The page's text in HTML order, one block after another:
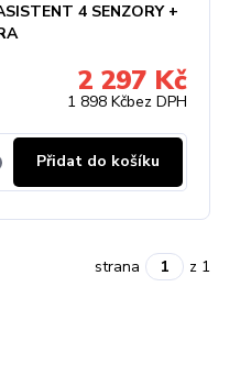
4 SENZORY +
2 297 Kč
1 898 Kčbez DPH
Přidat do košíku
strana z 1